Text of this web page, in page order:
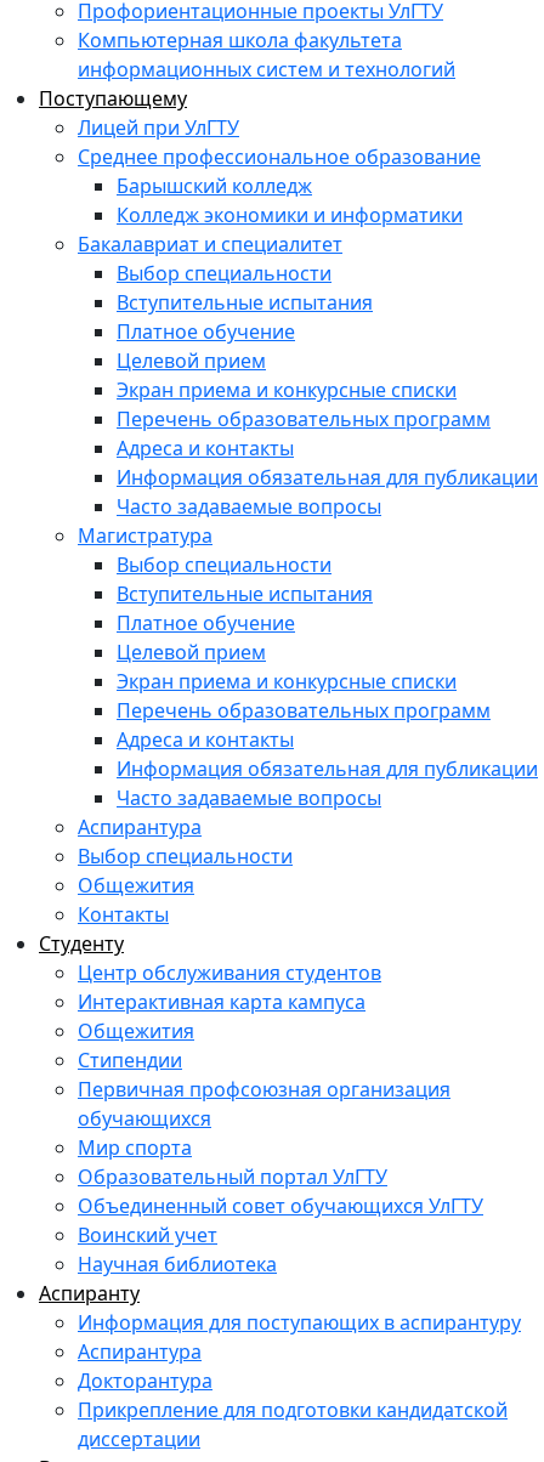
Профориентационные проекты УлГТУ
Компьютерная школа факультета
информационных систем и технологий
Поступающему
Лицей при УлГТУ
Среднее профессиональное образование
Барышский колледж
Колледж экономики и информатики
Бакалавриат и специалитет
Выбор специальности
Вступительные испытания
Платное обучение
Целевой прием
Экран приема и конкурсные списки
Перечень образовательных программ
Адреса и контакты
Информация обязательная для публикации
Часто задаваемые вопросы
Магистратура
Выбор специальности
Вступительные испытания
Платное обучение
Целевой прием
Экран приема и конкурсные списки
Перечень образовательных программ
Адреса и контакты
Информация обязательная для публикации
Часто задаваемые вопросы
Аспирантура
Выбор специальности
Общежития
Контакты
Студенту
Центр обслуживания студентов
Интерактивная карта кампуса
Общежития
Стипендии
Первичная профсоюзная организация
обучающихся
Мир спорта
Образовательный портал УлГТУ
Объединенный совет обучающихся УлГТУ
Воинский учет
Научная библиотека
Аспиранту
Информация для поступающих в аспирантуру
Аспирантура
Докторантура
Прикрепление для подготовки кандидатской
диссертации